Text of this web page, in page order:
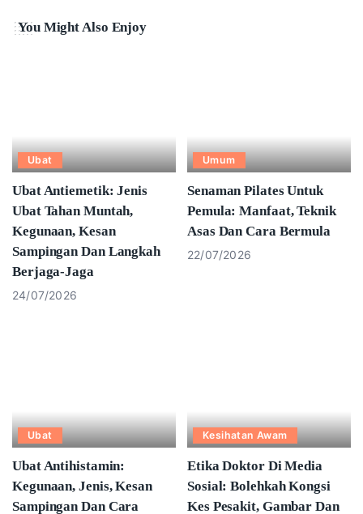
You Might Also Enjoy
Ubat
Ubat Antiemetik: Jenis
Ubat Tahan Muntah,
Kegunaan, Kesan
Sampingan Dan Langkah
Berjaga-Jaga
24/07/2026
Umum
Senaman Pilates Untuk
Pemula: Manfaat, Teknik
Asas Dan Cara Bermula
22/07/2026
Ubat
Ubat Antihistamin:
Kegunaan, Jenis, Kesan
Sampingan Dan Cara
Kesihatan Awam
Etika Doktor Di Media
Sosial: Bolehkah Kongsi
Kes Pesakit, Gambar Dan